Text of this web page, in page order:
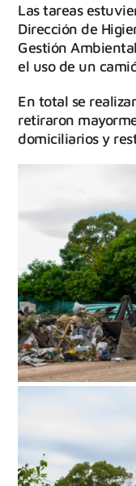
Las tareas
Dirección de
Gestión
el uso de un
En total se
retiraron
domiciliarios y